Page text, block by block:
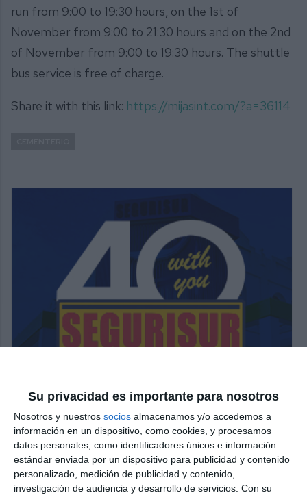
Su privacidad es importante para nosotros
Nosotros y nuestros socios almacenamos y/o accedemos a
información en un dispositivo, como cookies, y procesamos
datos personales, como identificadores únicos e información
estándar enviada por un dispositivo para publicidad y contenido
personalizado, medición de publicidad y contenido,
investigación de audiencia y desarrollo de servicios. Con su
run from 9:00 to 19:30 hours, on the 1st of
November from 9:00 to 21:30 hours and on the 2nd
of November from 9:00 to 19:30 hours. The shuttle
bus service is free of charge.
Share it with this link: https://mijasint.com/?a=36114